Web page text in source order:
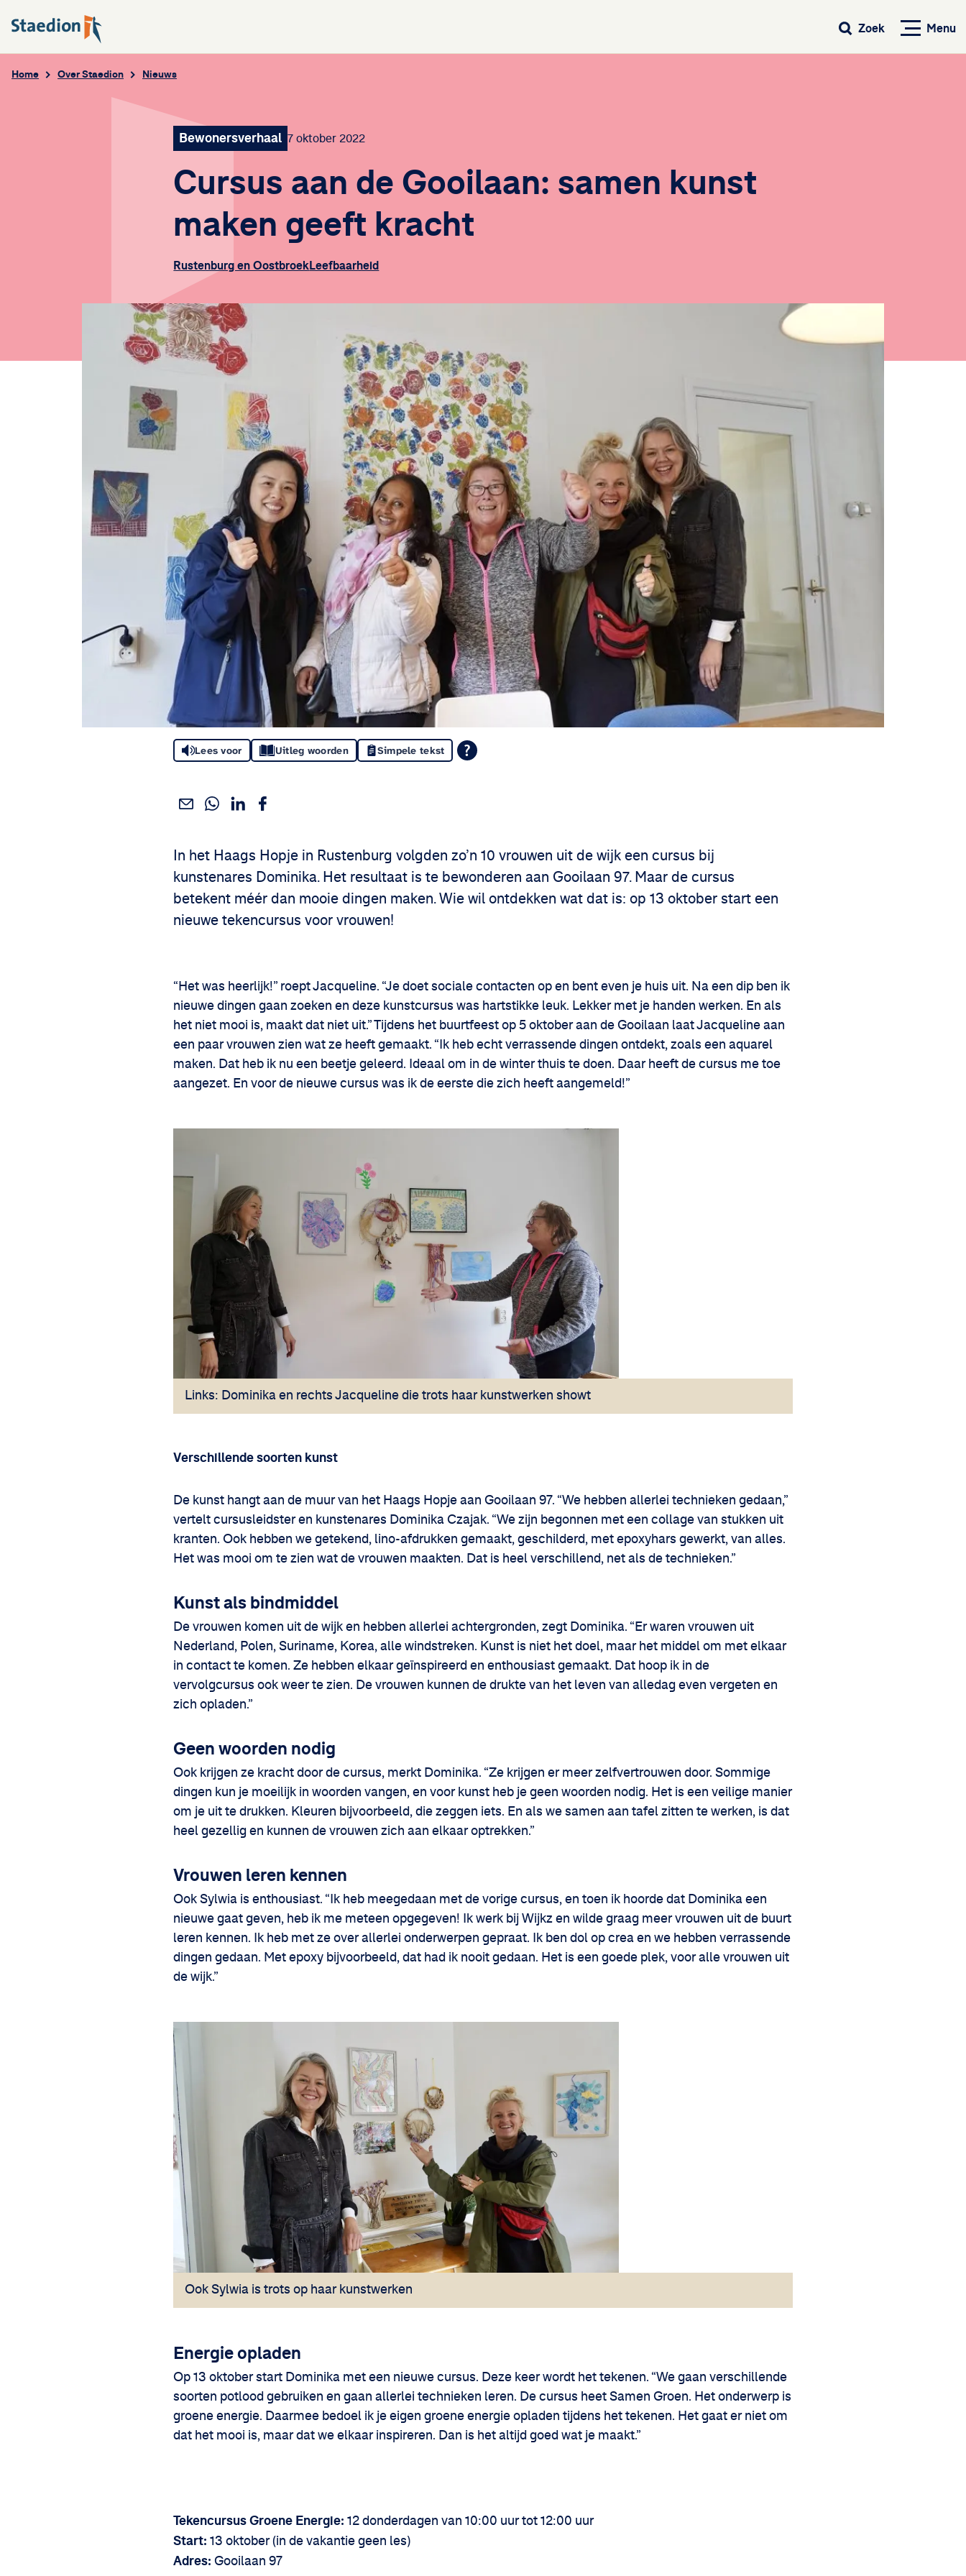
Menu
Zoek
Home Over Staedion Nieuws
Bewonersverhaal 7 oktober 2022
Cursus aan de Gooilaan: samen kunst
maken geeft kracht
Rustenburg en OostbroekLeefbaarheid
Lees voor Uitleg woorden Simpele tekst
Deel het artikel:
Deel dit via e-mail
Deel dit via WhatsApp
Deel dit via Linkedin
Deel dit via Facebook
In het Haags Hopje in Rustenburg volgden zo’n 10 vrouwen uit de wijk een cursus bij
kunstenares Dominika. Het resultaat is te bewonderen aan Gooilaan 97. Maar de cursus
betekent méér dan mooie dingen maken. Wie wil ontdekken wat dat is: op 13 oktober start een
nieuwe tekencursus voor vrouwen!
“Het was heerlijk!” roept Jacqueline. “Je doet sociale contacten op en bent even je huis uit. Na een dip ben ik
nieuwe dingen gaan zoeken en deze kunstcursus was hartstikke leuk. Lekker met je handen werken. En als
het niet mooi is, maakt dat niet uit.” Tijdens het buurtfeest op 5 oktober aan de Gooilaan laat Jacqueline aan
een paar vrouwen zien wat ze heeft gemaakt. “Ik heb echt verrassende dingen ontdekt, zoals een aquarel
maken. Dat heb ik nu een beetje geleerd. Ideaal om in de winter thuis te doen. Daar heeft de cursus me toe
aangezet. En voor de nieuwe cursus was ik de eerste die zich heeft aangemeld!”
Links: Dominika en rechts Jacqueline die trots haar kunstwerken showt
Verschillende soorten kunst
De kunst hangt aan de muur van het Haags Hopje aan Gooilaan 97. “We hebben allerlei technieken gedaan,”
vertelt cursusleidster en kunstenares Dominika Czajak. “We zijn begonnen met een collage van stukken uit
kranten. Ook hebben we getekend, lino-afdrukken gemaakt, geschilderd, met epoxyhars gewerkt, van alles.
Het was mooi om te zien wat de vrouwen maakten. Dat is heel verschillend, net als de technieken.”
Kunst als bindmiddel
De vrouwen komen uit de wijk en hebben allerlei achtergronden, zegt Dominika. “Er waren vrouwen uit
Nederland, Polen, Suriname, Korea, alle windstreken. Kunst is niet het doel, maar het middel om met elkaar
in contact te komen. Ze hebben elkaar geïnspireerd en enthousiast gemaakt. Dat hoop ik in de
vervolgcursus ook weer te zien. De vrouwen kunnen de drukte van het leven van alledag even vergeten en
zich opladen.”
Geen woorden nodig
Ook krijgen ze kracht door de cursus, merkt Dominika. “Ze krijgen er meer zelfvertrouwen door. Sommige
dingen kun je moeilijk in woorden vangen, en voor kunst heb je geen woorden nodig. Het is een veilige manier
om je uit te drukken. Kleuren bijvoorbeeld, die zeggen iets. En als we samen aan tafel zitten te werken, is dat
heel gezellig en kunnen de vrouwen zich aan elkaar optrekken.”
Vrouwen leren kennen
Ook Sylwia is enthousiast. “Ik heb meegedaan met de vorige cursus, en toen ik hoorde dat Dominika een
nieuwe gaat geven, heb ik me meteen opgegeven! Ik werk bij Wijkz en wilde graag meer vrouwen uit de buurt
leren kennen. Ik heb met ze over allerlei onderwerpen gepraat. Ik ben dol op crea en we hebben verrassende
dingen gedaan. Met epoxy bijvoorbeeld, dat had ik nooit gedaan. Het is een goede plek, voor alle vrouwen uit
de wijk.”
Ook Sylwia is trots op haar kunstwerken
Energie opladen
Op 13 oktober start Dominika met een nieuwe cursus. Deze keer wordt het tekenen. “We gaan verschillende
soorten potlood gebruiken en gaan allerlei technieken leren. De cursus heet Samen Groen. Het onderwerp is
groene energie. Daarmee bedoel ik je eigen groene energie opladen tijdens het tekenen. Het gaat er niet om
dat het mooi is, maar dat we elkaar inspireren. Dan is het altijd goed wat je maakt.”
Tekencursus Groene Energie: 12 donderdagen van 10:00 uur tot 12:00 uur
Start: 13 oktober (in de vakantie geen les)
Adres: Gooilaan 97